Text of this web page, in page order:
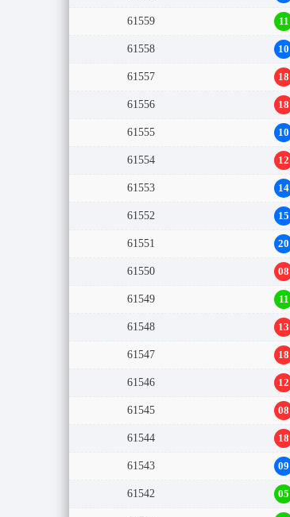
61559 11
61558 10
61557 18
61556 18
61555 10
61554 12
61553 14
61552 15
61551 20
61550 08
61549 11
61548 13
61547 18
61546 12
61545 08
61544 18
61543 09
61542 05